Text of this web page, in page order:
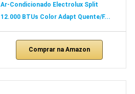
Ar-Condicionado Electrolux Split
12.000 BTUs Color Adapt Quente/F...
Comprar na Amazon